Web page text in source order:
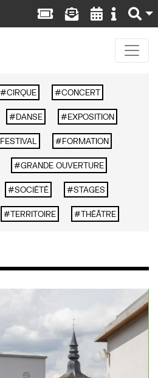
CIRQUE CONCERT
DANSE EXPOSITION
FESTIVAL FORMATION
GRANDE OUVERTURE
SOCIÉTÉ STAGES
TERRITOIRE THÉÂTRE